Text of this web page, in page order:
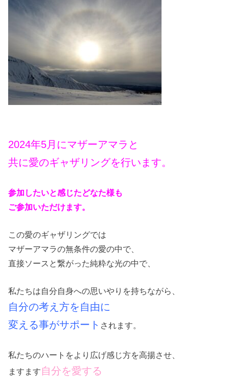
2024年5月にマザーアマラと
共に愛のギャザリングを行います。
参加したいと感じたどなた様も
ご参加いただけます。
この愛のギャザリングでは
マザーアマラの無条件の愛の中で、
直接ソースと繋がった純粋な光の中で、
私たちは自分自身への思いやりを持ちながら、
自分の考え方を自由に
変える事がサポート されます。
私たちのハートをより広げ感じ方を高揚させ、
ますます 自分を愛する